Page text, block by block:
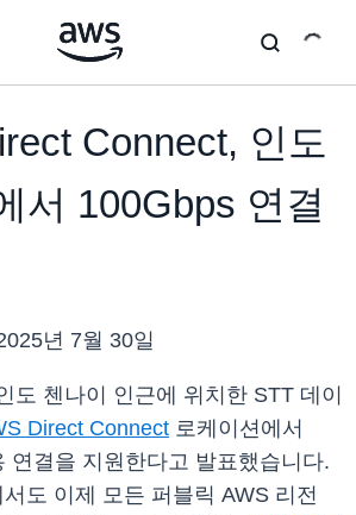
Connect, 인도
서 100Gbps 연결
년 7월 30일
도 첸나이 인근에 위치한 STT 데이
Direct Connect 로케이션에서
연결을 지원한다고 발표했습니다.
도 이제 모든 퍼블릭 AWS 리전